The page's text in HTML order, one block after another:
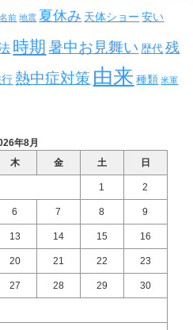
名前 地震 夏休み 天体ショー 安い
時期 暑中お見舞い 歴代 残
熱中症対策 由来 種類 米軍
年8月
木 金 土 日
1 2
6 7 8 9
13 14 15 16
20 21 22 23
27 28 29 30